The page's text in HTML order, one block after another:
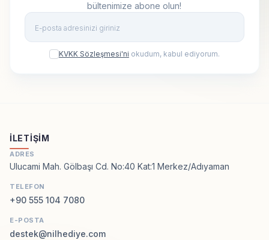
bültenimize abone olun!
KVKK Sözleşmesi'ni okudum, kabul ediyorum.
İLETIŞIM
ADRES
Ulucami Mah. Gölbaşı Cd. No:40 Kat:1 Merkez/Adıyaman
TELEFON
+90 555 104 7080
E-POSTA
destek@nilhediye.com